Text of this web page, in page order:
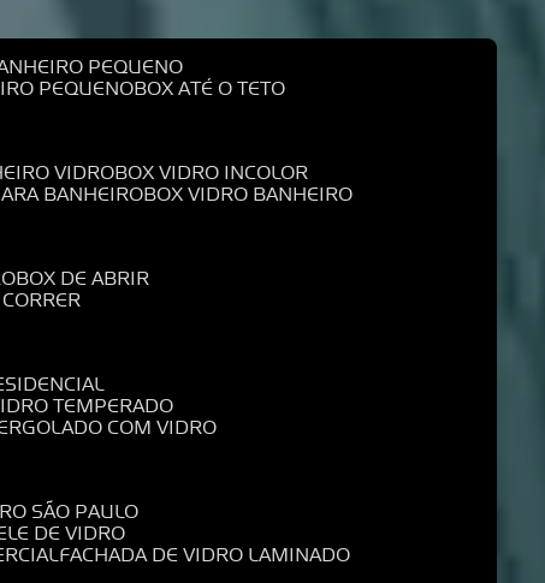
PEQUENO
PEQUENO BOX ATÉ O TETO
VIDRO BOX VIDRO INCOLOR
BANHEIRO BOX VIDRO BANHEIRO
BOX DE ABRIR
CORRER
TEMPERADO
COM VIDRO
SÃO PAULO
DE VIDRO
FACHADA DE VIDRO LAMINADO